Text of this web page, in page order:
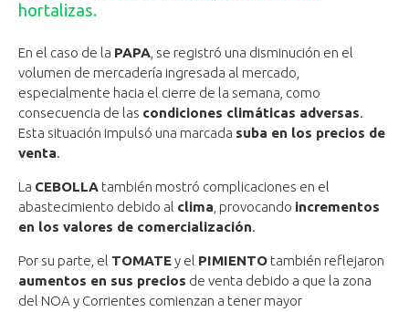
hortalizas.
En el caso de la PAPA , se registró una disminución en el
volumen de mercadería ingresada al mercado,
especialmente hacia el cierre de la semana, como
consecuencia de las condiciones climáticas adversas.
Esta situación impulsó una marcada suba en los precios de
venta.
La CEBOLLA también mostró complicaciones en el
abastecimiento debido al clima , provocando incrementos
en los valores de comercialización.
Por su parte, el TOMATEy el PIMIENTO también reflejaron
aumentos en sus precios de venta debido a que la zona
del NOA y Corrientes comienzan a tener mayor